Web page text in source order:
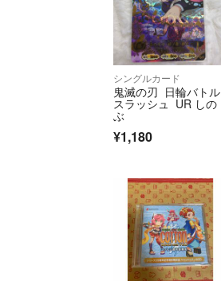
シングルカード
鬼滅の刃 日輪バトル
スラッシュ UR しの
ぶ
¥1,180